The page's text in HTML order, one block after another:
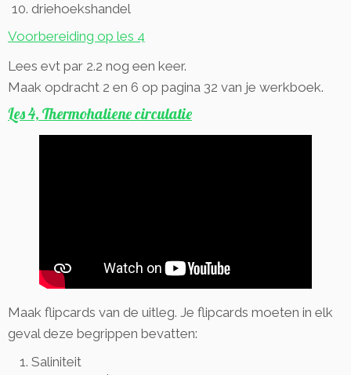
driehoekshandel
Voorbereiding op les 4
Lees evt par 2.2 nog een keer.
Maak opdracht 2 en 6 op pagina 32 van je werkboek.
Les 4, Thermohaliene circulatie
Maak flipcards van de uitleg. Je flipcards moeten in elk
geval deze begrippen bevatten:
Saliniteit